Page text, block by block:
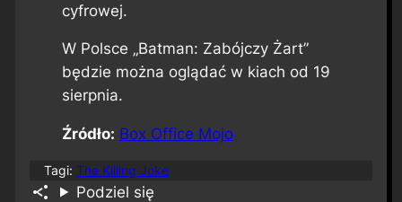
cyfrowej.
W Polsce „Batman: Zabójczy Żart”
będzie można oglądać w kiach od 19
sierpnia.
Źródło: Box Office Mojo
Tagi: The Killing Joke
Podziel się